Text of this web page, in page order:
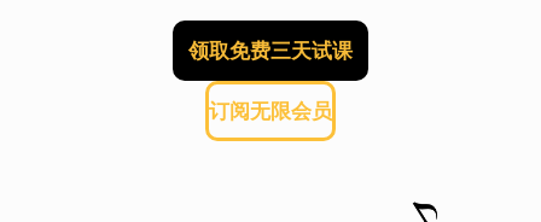
领取免费三天试课
订阅无限会员